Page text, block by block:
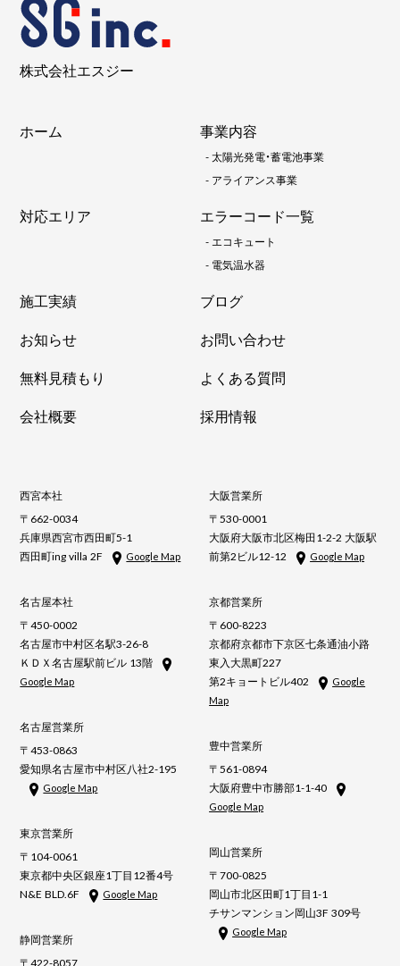
株式会社エスジー
ホーム 事業内容
-太陽光発電・蓄電池事業
- アライアンス事業
対応エリア エラーコード一覧
-エコキュート
- 電気温水器
施工実績
ブログ
お知らせ
お問い合わせ
無料見積もり
よくある質問
会社概要
採用情報
西宮本社
〒662-0034
兵庫県西宮市西田町5-1
西田町ing villa 2F
Google Map
名古屋本社
〒450-0002
名古屋市中村区名駅3-26-8
ＫＤＸ名古屋駅前ビル 13階
Google Map
名古屋営業所
〒453-0863
愛知県名古屋市中村区八社2-195
Google Map
東京営業所
〒104-0061
東京都中央区銀座1丁目12番4号
N&E BLD.6F
Google Map
静岡営業所
〒422-8057
大阪営業所
〒530-0001
大阪府大阪市北区梅田1-2-2 大阪駅
前第2ビル12-12
Google Map
京都営業所
〒600-8223
京都府京都市下京区七条通油小路
東入大黒町227
第2キョートビル402
Google
Map
豊中営業所
〒561-0894
大阪府豊中市勝部1-1-40
Google Map
岡山営業所
〒700-0825
岡山市北区田町1丁目1-1
チサンマンション岡山3F 309号
Google Map